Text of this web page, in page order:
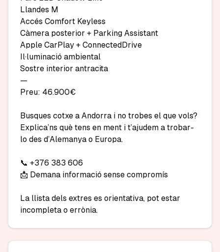
Llandes M
Accés Comfort Keyless
Càmera posterior + Parking Assistant
Apple CarPlay + ConnectedDrive
Il·luminació ambiental
Sostre interior antracita
—
Preu: 46.900€
Busques cotxe a Andorra i no trobes el que vols?
Explica’ns què tens en ment i t’ajudem a trobar-
lo des d’Alemanya o Europa.
📞 +376 383 606
📩 Demana informació sense compromís
La llista dels extres es orientativa, pot estar
incompleta o errònia.